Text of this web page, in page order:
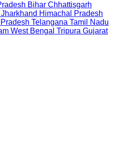
Bihar Chhattisgarh
Jharkhand Himachal Pradesh
Telangana Tamil Nadu
West Bengal Tripura Gujarat